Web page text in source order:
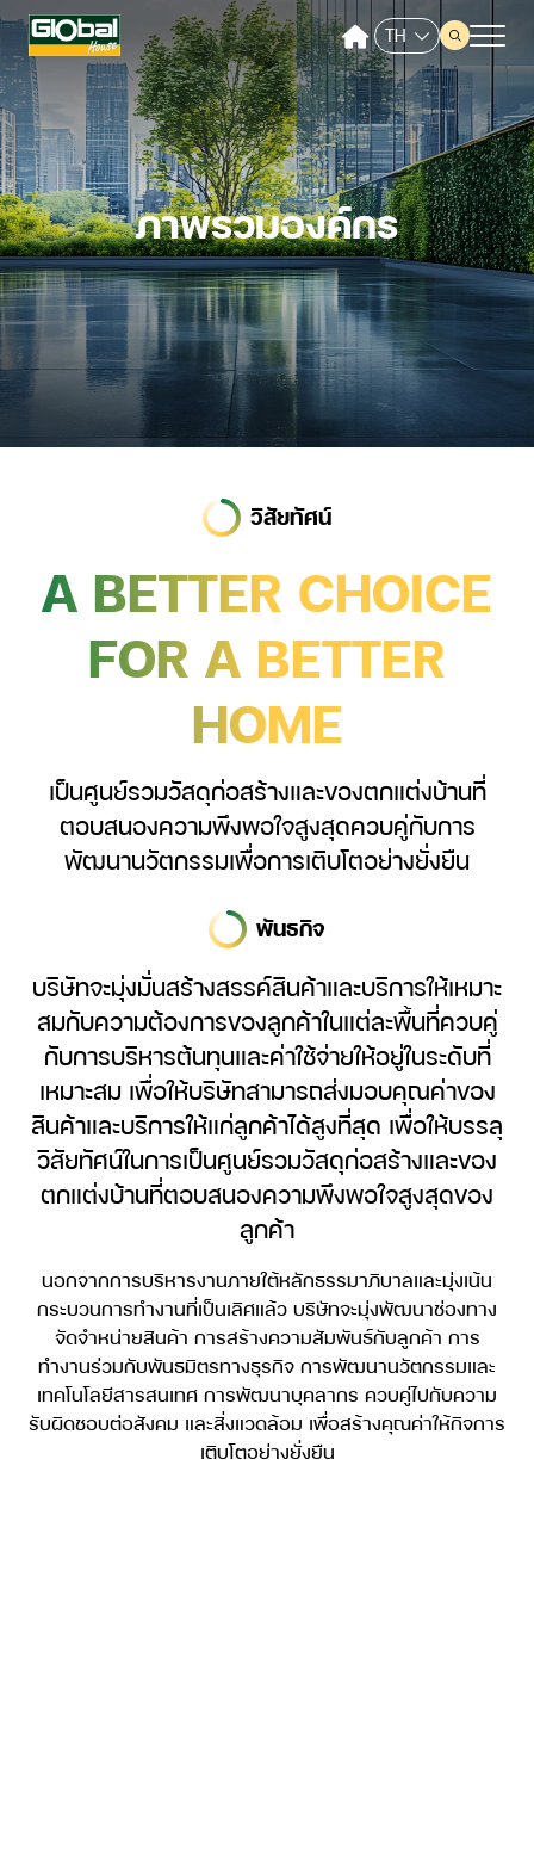
TH
หน้าหลัก
เกี่ยวกับ GLOBAL
ผลการดำเนินงานและรายงาน
ข้อมูลราคาหลักทรัพย์
ข้อมูลสำหรับผู้ถือหุ้น
การพัฒนาอย่างยั่งยืน
ข่าวและกิจกรรม
สอบถามข้อมูล
ภาพรวมองค์กร
วิสัยทัศน์
A BETTER CHOICE
FOR A BETTER
HOME
เป็นศูนย์รวมวัสดุก่อสร้างและของตกแต่งบ้านที่
ตอบสนองความพึงพอใจสูงสุดควบคู่กับการ
พัฒนานวัตกรรมเพื่อการเติบโตอย่างยั่งยืน
พันธกิจ
บริษัทจะมุ่งมั่นสร้างสรรค์สินค้าและบริการให้เหมาะ
สมกับความต้องการของลูกค้าในแต่ละพื้นที่ควบคู่
กับการบริหารต้นทุนและค่าใช้จ่ายให้อยู่ในระดับที่
เหมาะสม เพื่อให้บริษัทสามารถส่งมอบคุณค่าของ
สินค้าและบริการให้แก่ลูกค้าได้สูงที่สุด เพื่อให้บรรลุ
วิสัยทัศน์ในการเป็นศูนย์รวมวัสดุก่อสร้างและของ
ตกแต่งบ้านที่ตอบสนองความพึงพอใจสูงสุดของ
ลูกค้า
นอกจากการบริหารงานภายใต้หลักธรรมาภิบาลและมุ่งเน้น
กระบวนการทำงานที่เป็นเลิศแล้ว บริษัทจะมุ่งพัฒนาช่องทาง
จัดจำหน่ายสินค้า การสร้างความสัมพันธ์กับลูกค้า การ
ทำงานร่วมกับพันธมิตรทางธุรกิจ การพัฒนานวัตกรรมและ
เทคโนโลยีสารสนเทศ การพัฒนาบุคลากร ควบคู่ไปกับความ
รับผิดชอบต่อสังคม และสิ่งแวดล้อม เพื่อสร้างคุณค่าให้กิจการ
เติบโตอย่างยั่งยืน